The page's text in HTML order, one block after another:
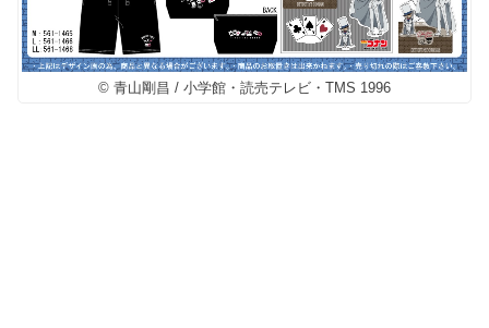
© 青山剛昌 / 小学館・読売テレビ・TMS 1996